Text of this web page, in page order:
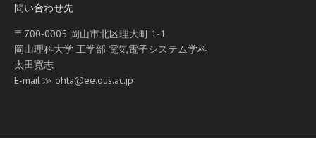
問い合わせ先
〒700-0005 岡山市北区理大町 1-1
岡山理科大学 工学部 電気電子システム学科
太田寛志
E-mail ≫ ohta@ee.ous.ac.jp